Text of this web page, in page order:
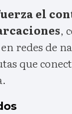
el
,
redes de
que